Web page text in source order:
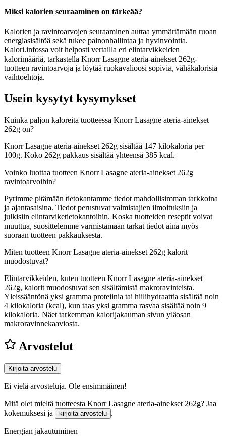
Miksi kalorien seuraaminen on tärkeää?
Kalorien ja ravintoarvojen seuraaminen auttaa ymmärtämään ruoan
energiasisältöä sekä tukee painonhallintaa ja hyvinvointia.
Kalori.infossa voit helposti vertailla eri elintarvikkeiden
kalorimääriä, tarkastella Knorr Lasagne ateria-ainekset 262g-
tuotteen ravintoarvoja ja löytää ruokavalioosi sopivia, vähäkalorisia
vaihtoehtoja.
Usein kysytyt kysymykset
Kuinka paljon kaloreita tuotteessa Knorr Lasagne ateria-ainekset
262g on?
Knorr Lasagne ateria-ainekset 262g sisältää 147 kilokaloria per
100g. Koko 262g pakkaus sisältää yhteensä 385 kcal.
Voinko luottaa tuotteen Knorr Lasagne ateria-ainekset 262g
ravintoarvoihin?
Pyrimme pitämään tietokantamme tiedot mahdollisimman tarkkoina
ja ajantasaisina. Tiedot perustuvat valmistajien ilmoituksiin ja
julkisiin elintarviketietokantoihin. Koska tuotteiden reseptit voivat
muuttua, suosittelemme varmistamaan tarkat tiedot aina myös
suoraan tuotteen pakkauksesta.
Miten tuotteen Knorr Lasagne ateria-ainekset 262g kalorit
muodostuvat?
Elintarvikkeiden, kuten tuotteen Knorr Lasagne ateria-ainekset
262g, kalorit muodostuvat sen sisältämistä makroravinteista.
Yleissääntönä yksi gramma proteiinia tai hiilihydraattia sisältää noin
4 kilokaloria (kcal), kun taas yksi gramma rasvaa sisältää noin 9
kilokaloria. Näet tarkemman kalorijakauman sivun yläosan
makroravinnekaaviosta.
Arvostelut
Kirjoita arvostelu
Ei vielä arvosteluja. Ole ensimmäinen!
Mitä olet mieltä tuotteesta Knorr Lasagne ateria-ainekset 262g? Jaa
kokemuksesi ja
kirjoita arvostelu .
Energian jakautuminen